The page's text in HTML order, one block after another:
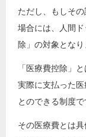
ただし、もしそ
場合には、人間
除」の対象となり
「医療費控除」
実際に支払った
とのできる制度で
その医療費とは